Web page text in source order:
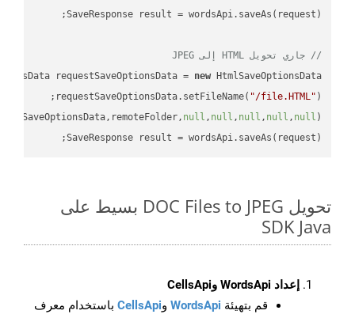
// جاري تحويل HTML إلى JPEG
requestSaveOptionsData = new
requestSaveOptionsData.setFileName( "/file.HTML"
null , null , null , null , null
SaveResponse result = wordsApi.saveAs(request);
تحويل DOC Files to JPEG بسيط على
SDK Java
إعداد WordsApi وCellsApi
قم بتهيئة WordsApi وCellsApi باستخدام معرف